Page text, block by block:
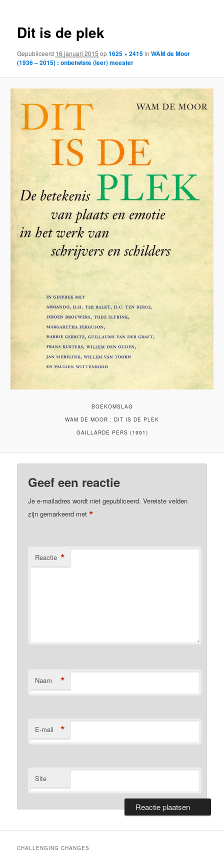
Dit is de plek
Gepubliceerd 16 januari 2015 op1625 × 2415inWAM de Moor
(1936 – 2015) : onbetwiste (leer) meester
BOEKOMSLAG
WAM DE MOOR : DIT IS DE PLEK
GAILLARDE PERS (1991)
Geef een reactie
Je e-mailadres wordt niet gepubliceerd. Vereiste velden
zijn gemarkeerd met*
Reactie *
Naam *
E-mail *
Site
CHALLENGING CHANGES